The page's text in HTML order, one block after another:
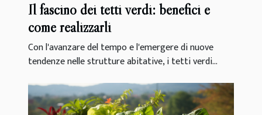
Il fascino dei tetti verdi: benefici e
come realizzarli
Con l'avanzare del tempo e l'emergere di nuove
tendenze nelle strutture abitative, i tetti verdi...